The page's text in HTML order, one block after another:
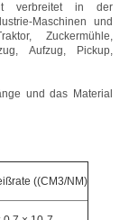
verbreitet in der
Maschinen und
Zuckermühle,
Aufzug, Pickup,
und das Material
((CM3/NM)